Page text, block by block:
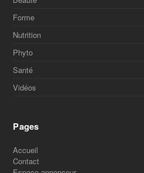
Forme
Nutrition
Phyto
Santé
Vidéos
Pages
Accueil
Contact